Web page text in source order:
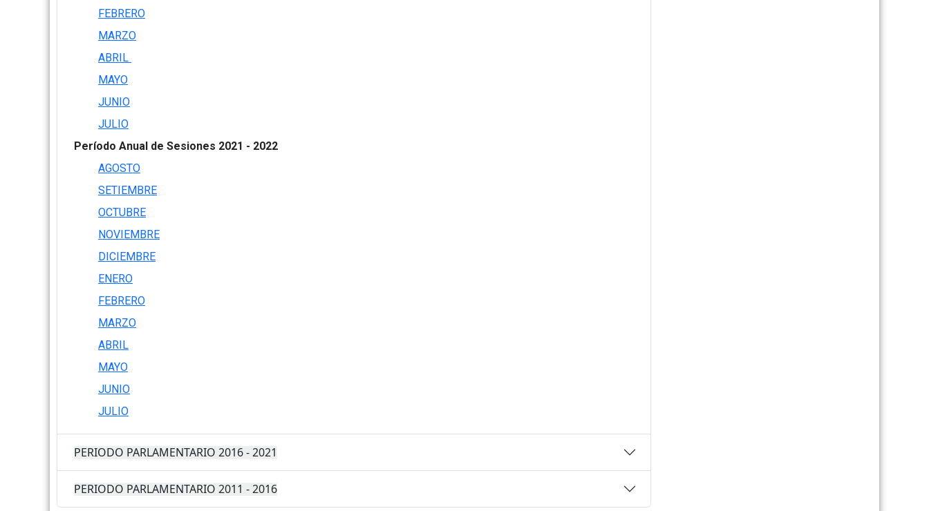
FEBRERO
MARZO
ABRIL
MAYO
JUNIO
JULIO
Período Anual de Sesiones 2021 - 2022
AGOSTO
SETIEMBRE
OCTUBRE
NOVIEMBRE
DICIEMBRE
ENERO
FEBRERO
MARZO
ABRIL
MAYO
JUNIO
JULIO
PERIODO PARLAMENTARIO 2016 - 2021
PERIODO PARLAMENTARIO 2011 - 2016